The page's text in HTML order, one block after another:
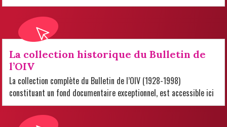
La collection historique du Bulletin de
l’OIV
La collection complète du Bulletin de l’OIV (1928-1998)
constituant un fond documentaire exceptionnel, est accessible ici